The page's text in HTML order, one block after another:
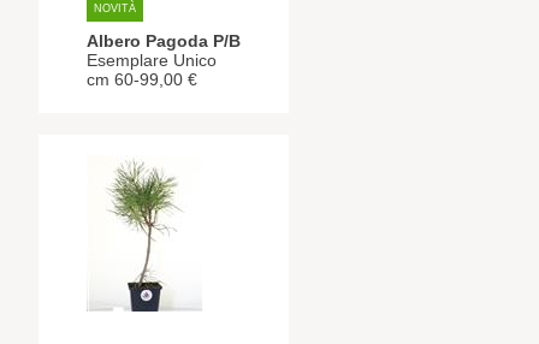
NOVITÀ
Albero Pagoda P/B
Esemplare Unico
cm 60-99,00 €